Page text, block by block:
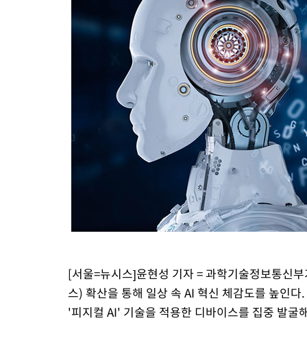
SK하이닉스, 용인·청주 팹에 54조 투자…"AI 메모리 수요 선
여자배구 이재영·이다영 자매, 아제르바이잔 투란VC 입단
외국인 심판 성 접대 7경기 들여다보니…한국 축구 '5승 2무'
[속보]코스닥, 2.86포인트(0.36%) 내린 798.81마감
[속보]코스피, 6200선 약보합…0.60% 내린 6258.77에 마쳐
[속보]원·달러 환율, 7.7원 내린 1416.1원 마감
[속보] 노원서 40.1도 관측…서울, 2018년 이후 첫 40도
[속보]종합특검, '계엄 수용공간 확보' 신용해 前교정본부장 기
외신들도 주목한 韓축구 파문…"국민적 공분에 수사 재개"
11시간 압수수색에 성접대 파문까지…'쑥대밭' 된 축구협회
[속보]규제합리화위원회 부위원장에 김태유 서울대 공대 교수
[서울=뉴시스]윤현성 기자 = 과학기술정보통신
스) 확산을 통해 일상 속 AI 혁신 체감도를 높인
'피지컬 AI' 기술을 적용한 디바이스를 집중 발굴